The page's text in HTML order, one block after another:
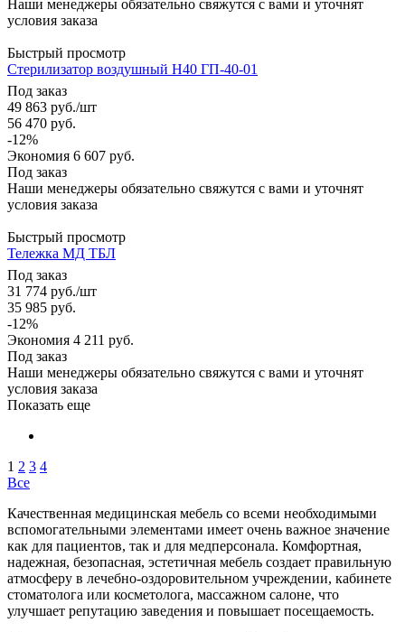
Наши менеджеры обязательно свяжутся с вами и уточнят
условия заказа
Быстрый просмотр
Стерилизатор воздушный Н40 ГП-40-01
Под заказ
49 863 руб./шт
56 470 руб.
-12%
Экономия 6 607 руб.
Под заказ
Наши менеджеры обязательно свяжутся с вами и уточнят
условия заказа
Быстрый просмотр
Тележка МД ТБЛ
Под заказ
31 774 руб./шт
35 985 руб.
-12%
Экономия 4 211 руб.
Под заказ
Наши менеджеры обязательно свяжутся с вами и уточнят
условия заказа
Показать еще
1 2 3 4
Все
Качественная медицинская мебель со всеми необходимыми
вспомогательными элементами имеет очень важное значение
как для пациентов, так и для медперсонала. Комфортная,
надежная, безопасная, эстетичная мебель создает правильную
атмосферу в лечебно-оздоровительном учреждении, кабинете
стоматолога или косметолога, массажном салоне, что
улучшает репутацию заведения и повышает посещаемость.